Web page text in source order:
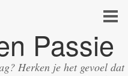
Passie
Herken je het gevoel dat